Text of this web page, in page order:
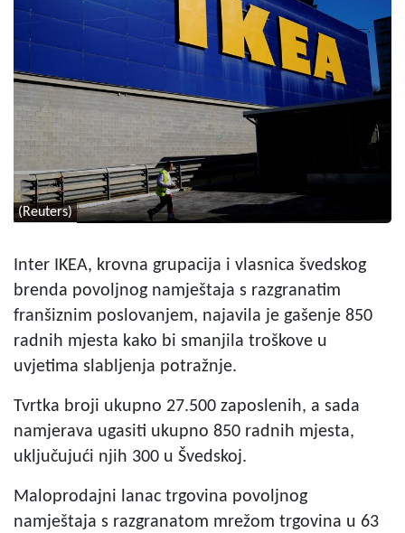
(Reuters)
Inter IKEA, krovna grupacija i vlasnica švedskog
brenda povoljnog namještaja s razgranatim
franšiznim poslovanjem, najavila je gašenje 850
radnih mjesta kako bi smanjila troškove u
uvjetima slabljenja potražnje.
Tvrtka broji ukupno 27.500 zaposlenih, a sada
namjerava ugasiti ukupno 850 radnih mjesta,
uključujući njih 300 u Švedskoj.
Maloprodajni lanac trgovina povoljnog
namještaja s razgranatom mrežom trgovina u 63